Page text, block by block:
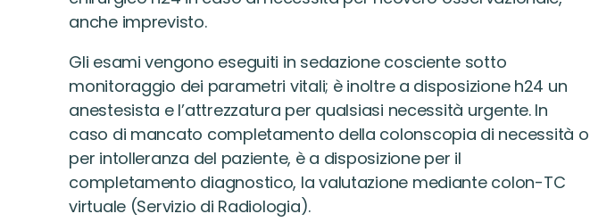
anche imprevisto.
Gli esami vengono eseguiti in sedazione cosciente sotto
monitoraggio dei parametri vitali; è inoltre a disposizione h24 un
anestesista e l’attrezzatura per qualsiasi necessità urgente. In
caso di mancato completamento della colonscopia di necessità o
per intolleranza del paziente, è a disposizione per il
completamento diagnostico, la valutazione mediante colon-TC
virtuale (Servizio di Radiologia).